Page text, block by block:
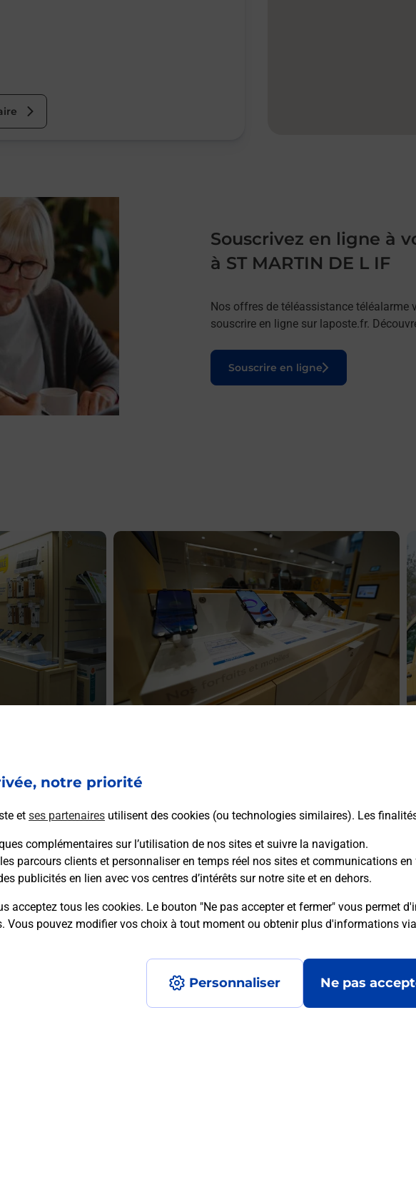
notre priorité
et ses partenaires utilisent des cookies (ou technologies similaires). Les
complémentaires sur l’utilisation de nos sites et suivre la navigation.
parcours clients et personnaliser en temps réel nos sites et communications
publicités en lien avec vos centres d’intérêts sur notre site et en dehors.
acceptez tous les cookies. Le bouton "Ne pas accepter et fermer" vous permet
Vous pouvez modifier vos choix à tout moment ou obtenir plus d'informations via
Personnaliser Ne pas
Souscrivez en ligne à
à ST MARTIN DE L IF
Nos offres de téléassistance téléalarme
souscrire en ligne sur laposte.fr.
Souscrire en ligne
Le lien s'ouvre dans un nouvel onglet
proche de chez
iPhone Apple
(76190) !
En savoir plus
vous ? Découvrez notre offre de téléphones mobiles
(76190) !
En savoir plus
posées